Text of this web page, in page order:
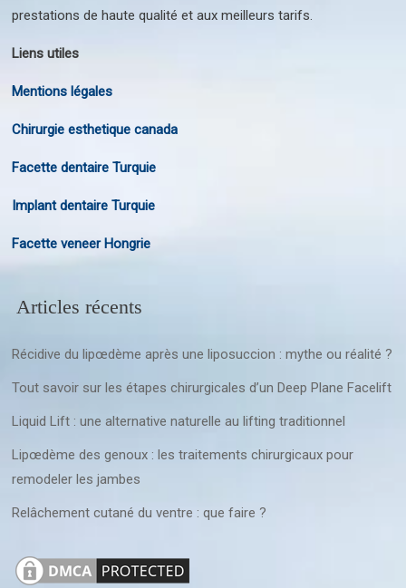
prestations de haute qualité et aux meilleurs tarifs.
Liens utiles
Mentions légales
Chirurgie esthetique canada
Facette dentaire Turquie
Implant dentaire Turquie
Facette veneer Hongrie
Articles récents
Récidive du lipœdème après une liposuccion : mythe ou réalité ?
Tout savoir sur les étapes chirurgicales d’un Deep Plane Facelift
Liquid Lift : une alternative naturelle au lifting traditionnel
Lipœdème des genoux : les traitements chirurgicaux pour
remodeler les jambes
Relâchement cutané du ventre : que faire ?